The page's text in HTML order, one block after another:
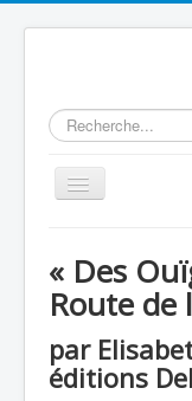
Rechercher
Basculer
la
« Des
Route de
par
éditions